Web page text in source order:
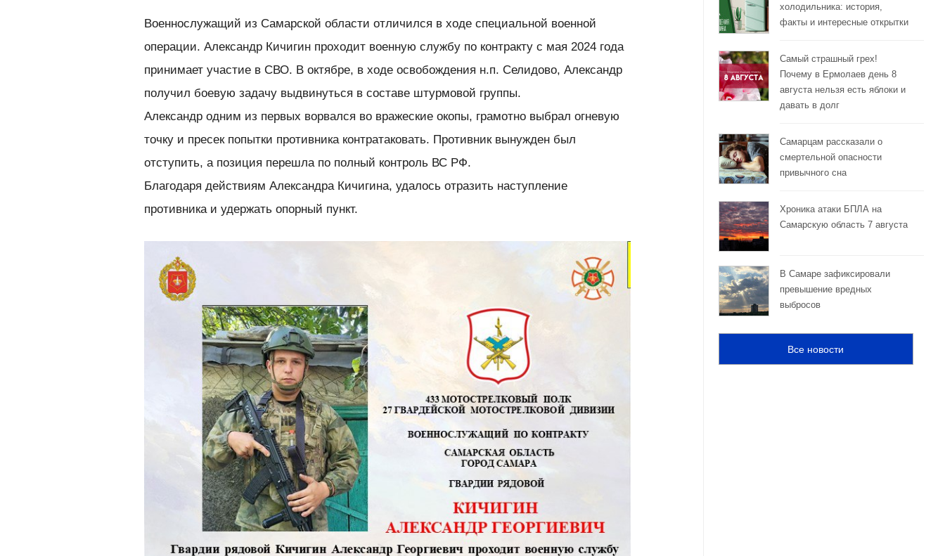
Военнослужащий из Самарской области отличился в ходе специальной военной
операции. Александр Кичигин проходит военную службу по контракту с мая 2024 года
принимает участие в СВО. В октябре, в ходе освобождения н.п. Селидово, Александр
получил боевую задачу выдвинуться в составе штурмовой группы.
Александр одним из первых ворвался во вражеские окопы, грамотно выбрал огневую
точку и пресек попытки противника контратаковать. Противник вынужден был
отступить, а позиция перешла по полный контроль ВС РФ.
Благодаря действиям Александра Кичигина, удалось отразить наступление
противника и удержать опорный пункт.
холодильника: история,
факты и интересные открытки
Самый страшный грех!
Почему в Ермолаев день 8
августа нельзя есть яблоки и
давать в долг
Самарцам рассказали о
смертельной опасности
привычного сна
Хроника атаки БПЛА на
Самарскую область 7 августа
В Самаре зафиксировали
превышение вредных
выбросов
Все новости